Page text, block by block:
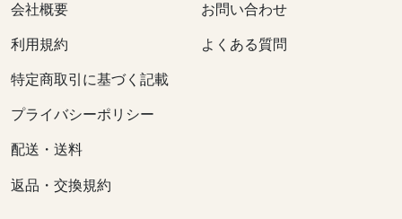
会社概要
利用規約
特定商取引に基づく記載
プライバシーポリシー
配送・送料
返品・交換規約
お問い合わせ
よくある質問